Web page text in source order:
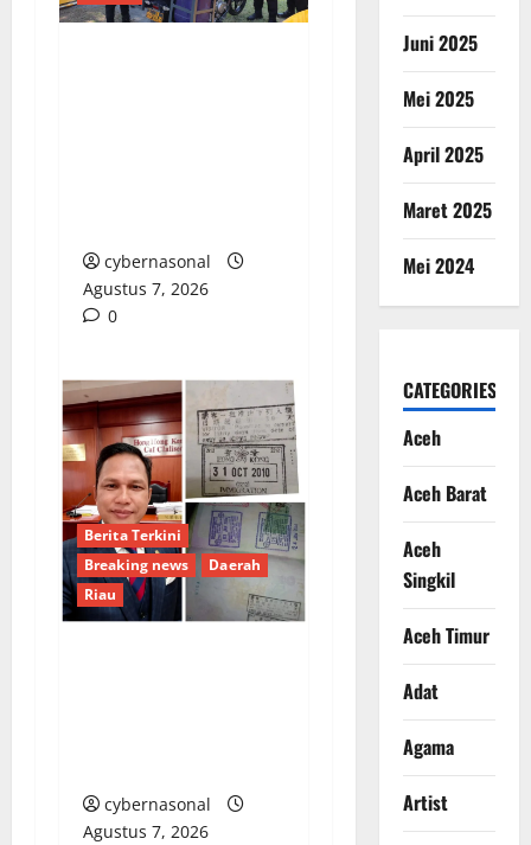
cybernasonal
Agustus 7, 2026
0
Berita Terkini
Breaking news
Daerah
Riau
cybernasonal
Agustus 7, 2026
Juni 2025
Mei 2025
April 2025
Maret 2025
Mei 2024
CATEGORIES
Aceh
Aceh Barat
Aceh
Singkil
Aceh Timur
Adat
Agama
Artist